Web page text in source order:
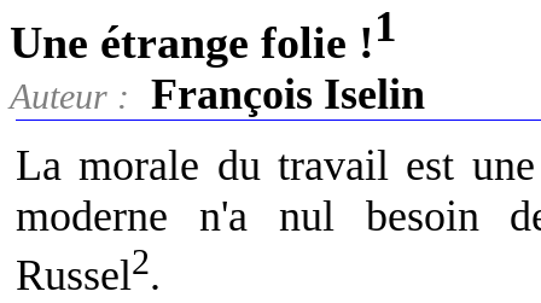
Une étrange folie !1
Auteur :
François Iselin
La morale du travail est
moderne n'a nul besoin
Russel2.